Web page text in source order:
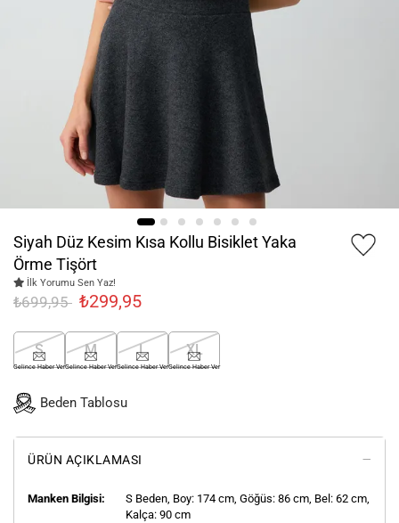
Siyah Düz Kesim Kısa Kollu Bisiklet Yaka
Örme Tişört
İlk Yorumu Sen Yaz!
₺699,95 ₺299,95
S
Gelince Haber Ver
M
Gelince Haber Ver
L
Gelince Haber Ver
XL
Gelince Haber Ver
Beden Tablosu
ÜRÜN AÇIKLAMASI
Manken Bilgisi: S Beden, Boy: 174 cm, Göğüs: 86 cm, Bel: 62 cm,
Kalça: 90 cm